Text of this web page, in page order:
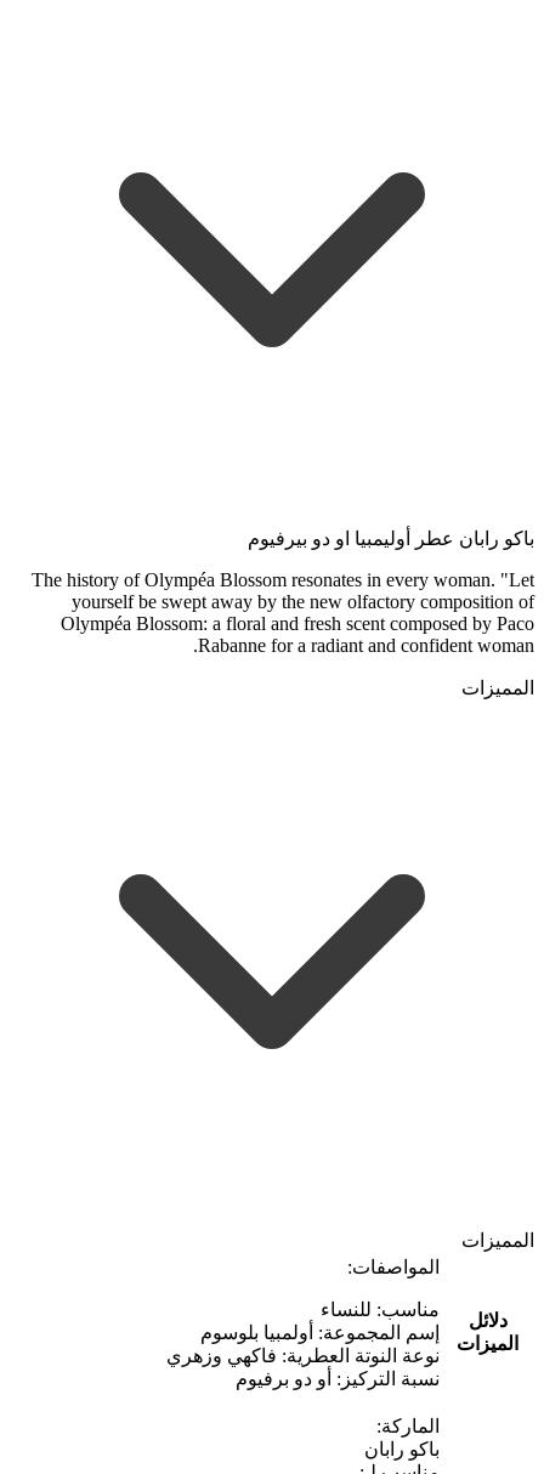
باكو رابان عطر أوليمبيا او دو بيرفيوم
The history of Olympéa Blossom resonates in every woman. "Let
yourself be swept away by the new olfactory composition of
Olympéa Blossom: a floral and fresh scent composed by Paco
Rabanne for a radiant and confident woman.
المميزات
المميزات
دلائل
الميزات
المواصفات:
مناسب: للنساء
إسم المجموعة: أولمبيا بلوسوم
نوعة النوتة العطرية: فاكهي وزهري
نسبة التركيز: أو دو برفيوم
الماركة:
باكو رابان